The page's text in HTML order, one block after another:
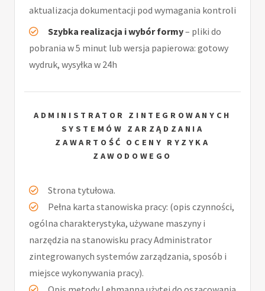
aktualizacja dokumentacji pod wymagania kontroli
Szybka realizacja i wybór formy– pliki do
pobrania w 5 minut lub wersja papierowa: gotowy
wydruk, wysyłka w 24h
ADMINISTRATOR ZINTEGROWANYCH
SYSTEMÓW ZARZĄDZANIA
ZAWARTOŚĆ OCENY RYZYKA
ZAWODOWEGO
Strona tytułowa.
Pełna karta stanowiska pracy: (opis czynności,
ogólna charakterystyka, używane maszyny i
narzędzia na stanowisku pracy Administrator
zintegrowanych systemów zarządzania, sposób i
miejsce wykonywania pracy).